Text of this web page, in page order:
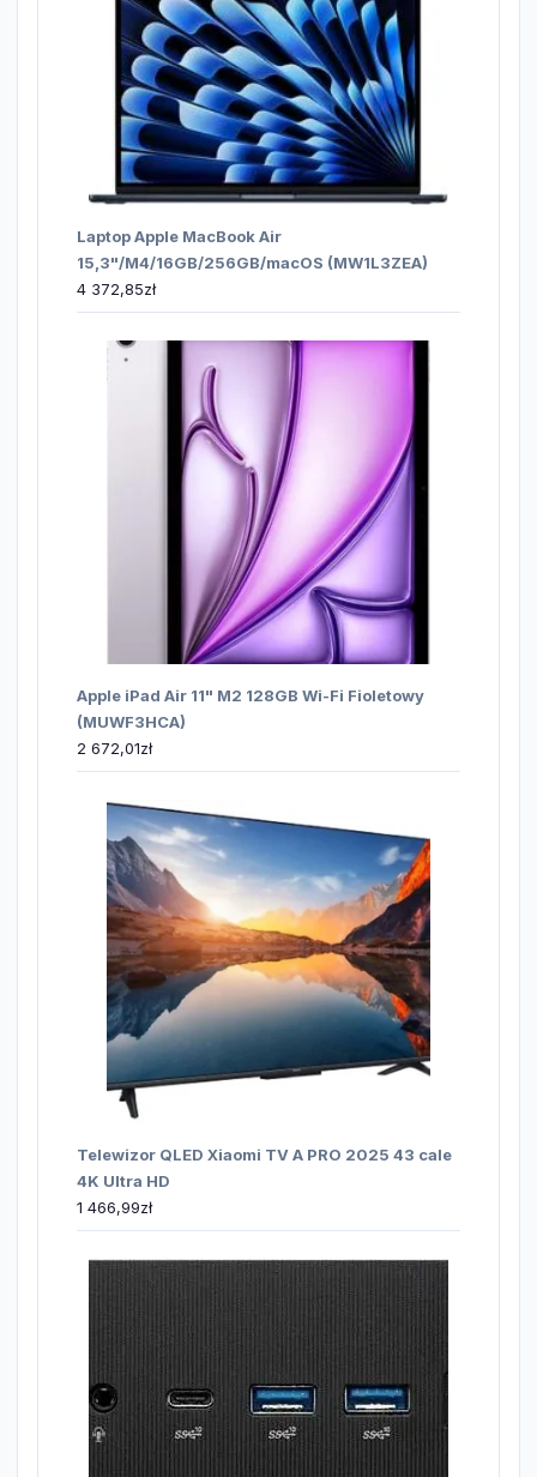
Laptop Apple MacBook Air
15,3"/M4/16GB/256GB/macOS (MW1L3ZEA)
4 372,85zł
Apple iPad Air 11" M2 128GB Wi-Fi Fioletowy
(MUWF3HCA)
2 672,01zł
Telewizor QLED Xiaomi TV A PRO 2025 43 cale
4K Ultra HD
1 466,99zł